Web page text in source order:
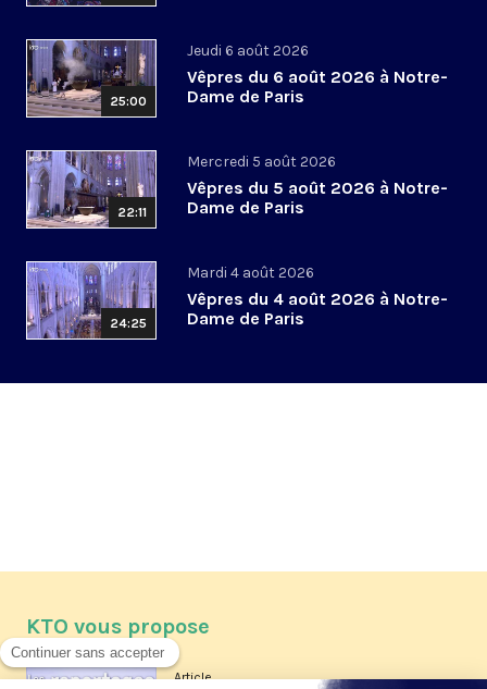
25:00
Jeudi 6 août 2026
Vêpres du 6 août 2026 à Notre-
Dame de Paris
22:11
Mercredi 5 août 2026
Vêpres du 5 août 2026 à Notre-
Dame de Paris
24:25
Mardi 4 août 2026
Vêpres du 4 août 2026 à Notre-
Dame de Paris
KTO vous propose
Article